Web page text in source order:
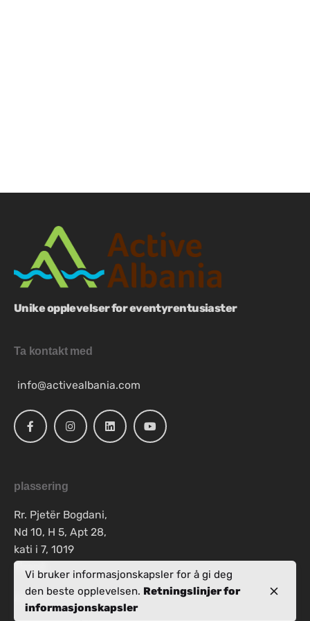
opprinnelige reiseruten.
Unike opplevelser for eventyrentusiaster
Ta kontakt med
info@activealbania.com
plassering
Rr. Pjetër Bogdani,
Nd 10, H 5, Apt 28,
kati i 7, 1019
Tiranë
Arbeidshenvendelser
Vi bruker informasjonskapsler for å gi deg
den beste opplevelsen. Retningslinjer for
informasjonskapsler